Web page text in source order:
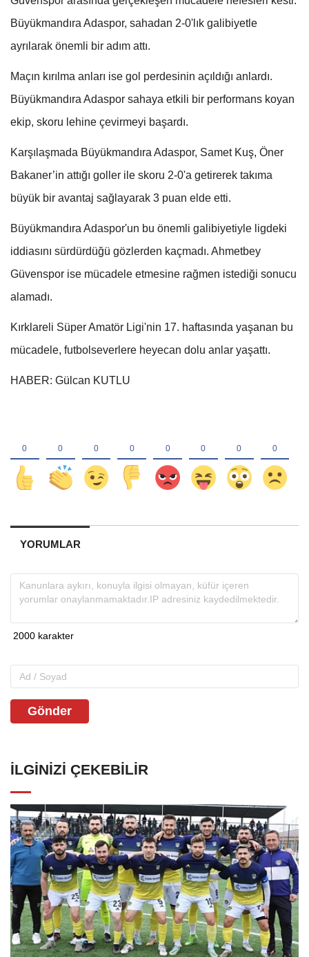
Büyükmandıra Adaspor, sahadan 2-0'lık galibiyetle
ayrılarak önemli bir adım attı.
Maçın kırılma anları ise gol perdesinin açıldığı anlardı.
Büyükmandıra Adaspor sahaya etkili bir performans koyan
ekip, skoru lehine çevirmeyi başardı.
Karşılaşmada Büyükmandıra Adaspor, Samet Kuş, Öner
Bakaner’in attığı goller ile skoru 2-0'a getirerek takıma
büyük bir avantaj sağlayarak 3 puan elde etti.
Büyükmandıra Adaspor'un bu önemli galibiyetiyle ligdeki
iddiasını sürdürdüğü gözlerden kaçmadı. Ahmetbey
Güvenspor ise mücadele etmesine rağmen istediği sonucu
alamadı.
Kırklareli Süper Amatör Ligi'nin 17. haftasında yaşanan bu
mücadele, futbolseverlere heyecan dolu anlar yaşattı.
HABER: Gülcan KUTLU
YORUMLAR
Gönder
İLGINIZI ÇEKEBILIR